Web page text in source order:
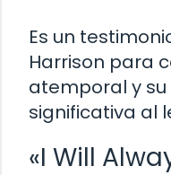
Es un
Harrison para
atemporal y
significativa al
«I Will